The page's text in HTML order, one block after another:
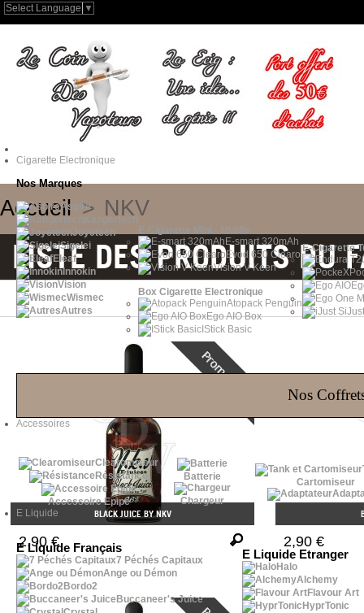
Cigarette Electronique
Nos Marques
Aspire
Kangertech
Joyetech
Sigelei
Eleaf
Innokin
Vision
Wismec
Autres
E-Cigarette Mini - Middle
E-smart 320mAh
Evod 650 Clearo
Vision V-Keen
Box Cigarette Electronique
Atopack Penguin
Ego AIO Box
IStick Basic
E-Cigarette
Nos
Accessoires
Clearomiseur
Résistance
Accessoire Epipe
Batterie
Chargeur
Cartomiseur
E Liquide
E Liquide Français
7 Péchés Capitaux
Ange ou Démon
Bordo2
Buccaneer's Juice
E Liquide Etranger
Halo
Alchemy
Flavour Art
HyprTonic
Select Language ▼
Accueil > NKV
LISTE DES PRODUITS DU
BLACK JUICE BY NKV
2,90 € 2,90 €